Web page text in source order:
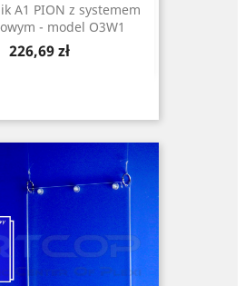
A1 PION z systemem
- model O3W1
Cena
226,69 zł